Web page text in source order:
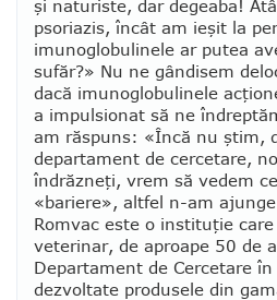
şi natu­riste, dar degeaba!
psoriazis, încât am ieşit la
imunoglo­bulinele ar putea
sufăr?» Nu ne gân­disem
dacă imunoglobulinele
a impul­sionat să ne
am răspuns: «Încă nu ştim,
departament de cercetare,
îndrăzneţi, vrem să vedem
«bariere», altfel n-am
Romvac este o instituţie
veterinar, de aproape 50 de
Departament de Cercetare
dezvoltate produsele din